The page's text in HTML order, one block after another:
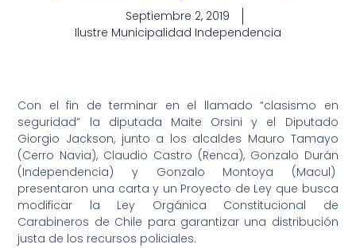
Septiembre 2, 2019
Ilustre Municipalidad Independencia
Con el fin de terminar en el llamado “clasismo en
seguridad” la diputada Maite Orsini y el Diputado
Giorgio Jackson, junto a los alcaldes Mauro Tamayo
(Cerro Navia), Claudio Castro (Renca), Gonzalo Durán
(Independencia) y Gonzalo Montoya (Macul)
presentaron una carta y un Proyecto de Ley que busca
modificar la Ley Orgánica Constitucional de
Carabineros de Chile para garantizar una distribución
justa de los recursos policiales.